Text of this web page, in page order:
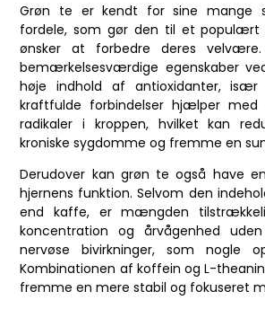
Grøn te er kendt for sine mange
fordele, som gør den til et populært
ønsker at forbedre deres
bemærkelsesværdige egenskaber
høje indhold af antioxidanter, især
kraftfulde forbindelser hjælper
radikaler i kroppen, hvilket kan
kroniske sygdomme og fremme en
Derudover kan grøn te også have
hjernens funktion. Selvom den
end kaffe, er mængden
koncentration og årvågenhed
nervøse bivirkninger, som nogle
Kombinationen af koffein og L-
fremme en mere stabil og fokuseret